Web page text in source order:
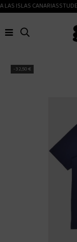
ISLAS CANARIAS
-32,50 €